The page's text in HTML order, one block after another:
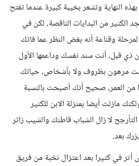
النهاية وتشعر بخيبة كبيرة عندما تفتح
الكثير من البدايات الناقصة، لكن في
وقناعة أنه بغض النظر عما فاتك
ذي قبل، أنت سند نفسك وداعمها الأول
مرهون بظروف ولا بأشخاص، حياتك
من العمر، صحيح أنك أصبحت بالنسبة
مازلت أيضا بمنزلة الابن للكثير
لا زال الشباب قاطنك والشيب زائر
بعد.
أثر في كثيرا بعد اعتزال نخبة من فريق